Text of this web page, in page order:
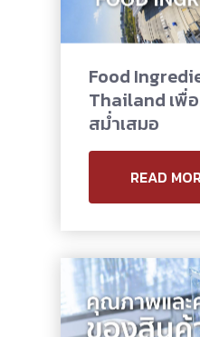
Food
Thailand เพื่
สม่ำเสมอ
READ